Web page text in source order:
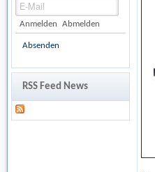
Anmelden Abmelden
Absenden
RSS Feed News